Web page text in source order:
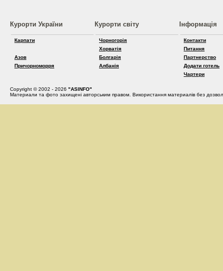
Курорти України
Карпати
Азов
Причорноморря
Курорти світу
Чорногорія
Хорватія
Болгарія
Албанія
Інформація
Контакти
Питання
Партнерство
Додати готель
Чартери
Copyright © 2002 - 2026 "ASINFO"
Материали та фото захищені авторським правом. Використання материалів без